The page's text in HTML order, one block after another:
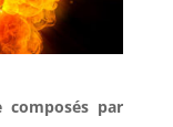
composés par